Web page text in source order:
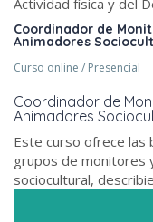
Actividad física y del
Coordinador de
Animadores
Curso online / Presencial
Coordinador de
Animadores
Este curso ofrece las
grupos de monitores
sociocultural,